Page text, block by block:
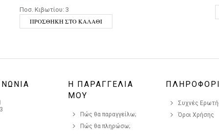
Ποσ. Κιβωτίου: 3
ΠΡΟΣΘΉΚΗ ΣΤΟ ΚΑΛΆΘΙ
Η ΠΑΡΑΓΓΕΛΙΑ
ΜΟΥ
Πώς θα παραγγείλω;
Πώς θα πληρώσω;
Συχνές
Όροι Χρήσης